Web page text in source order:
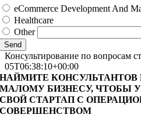
eCommerce Development And
Healthcare
Other
Send
Консультирование по вопросам
05T06:38:10+00:00
НАЙМИТЕ КОНСУЛЬТАНТОВ
МАЛОМУ БИЗНЕСУ, ЧТОБЫ
СВОЙ СТАРТАП С
СОВЕРШЕНСТВОМ